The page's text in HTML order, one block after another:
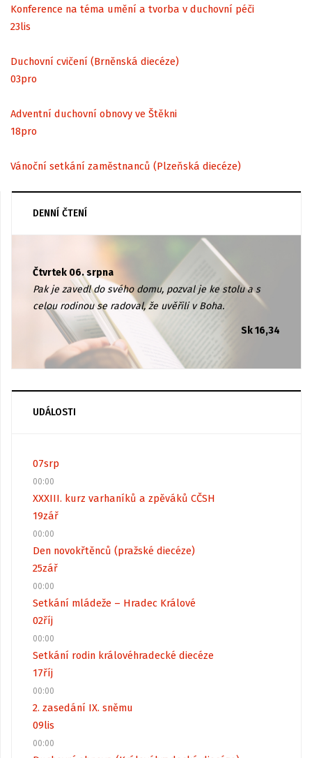
Konference na téma umění a tvorba v duchovní péči
23lis
Duchovní cvičení (Brněnská diecéze)
03pro
Adventní duchovní obnovy ve Štěkni
18pro
Vánoční setkání zaměstnanců (Plzeňská diecéze)
DENNÍ ČTENÍ
Čtvrtek 06. srpna
Pak je zavedl do svého domu, pozval je ke stolu a s
celou rodinou se radoval, že uvěřili v Boha.
Sk 16,34
UDÁLOSTI
07srp
00:00
XXXIII. kurz varhaníků a zpěváků CČSH
19zář
00:00
Den novokřtěnců (pražské diecéze)
25zář
00:00
Setkání mládeže – Hradec Králové
02říj
00:00
Setkání rodin královéhradecké diecéze
17říj
00:00
2. zasedání IX. sněmu
09lis
00:00